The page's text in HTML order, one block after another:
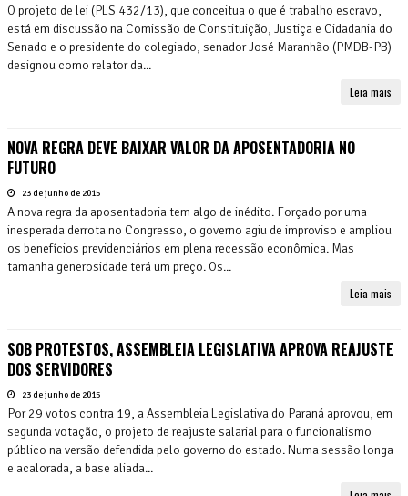
O projeto de lei (PLS 432/13), que conceitua o que é trabalho escravo,
está em discussão na Comissão de Constituição, Justiça e Cidadania do
Senado e o presidente do colegiado, senador José Maranhão (PMDB-PB)
designou como relator da...
Leia mais
NOVA REGRA DEVE BAIXAR VALOR DA APOSENTADORIA NO
FUTURO
23 de junho de 2015
A nova regra da aposentadoria tem algo de inédito. Forçado por uma
inesperada derrota no Congresso, o governo agiu de improviso e ampliou
os benefícios previdenciários em plena recessão econômica. Mas
tamanha generosidade terá um preço. Os...
Leia mais
SOB PROTESTOS, ASSEMBLEIA LEGISLATIVA APROVA REAJUSTE
DOS SERVIDORES
23 de junho de 2015
Por 29 votos contra 19, a Assembleia Legislativa do Paraná aprovou, em
segunda votação, o projeto de reajuste salarial para o funcionalismo
público na versão defendida pelo governo do estado. Numa sessão longa
e acalorada, a base aliada...